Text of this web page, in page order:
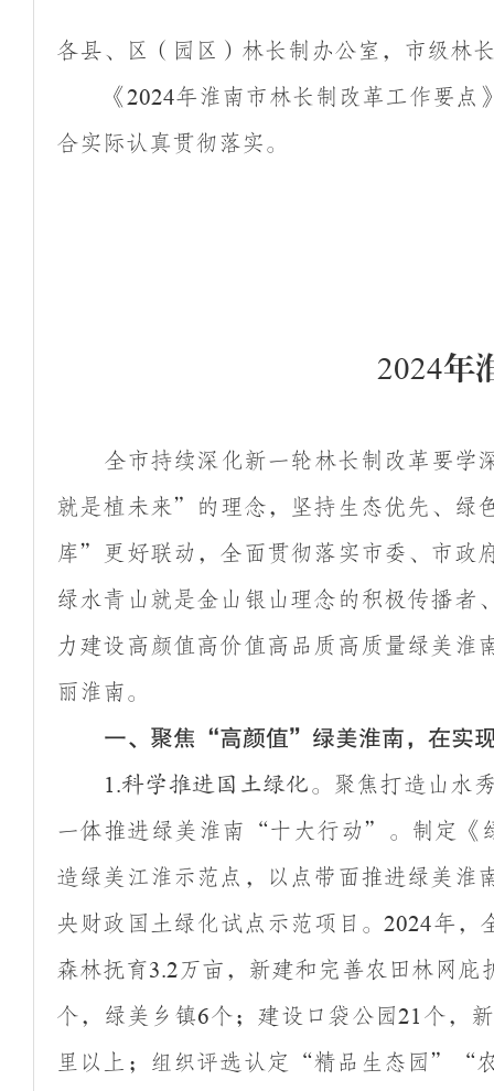
各县、区（园区）林长制办公室，市级林
《2024年淮南市林长制改革工作要点
合实际认真贯彻落实。
2024年
全市持续深化新一轮林长制改革要学
就是植未来”
的理念，坚持生态优先、绿
库”
更好联动，全面贯彻落实市委、市政
绿水青山就是金山银山理念的积极传播者
力建设高颜值高价值高品质高质量绿美淮
丽淮南。
一、聚焦 “高颜值” 绿美淮南，在实
1.科学推进国土绿化。
聚焦打造山水
一体推进绿美淮南
“十大行动”
。制定《
造绿美江淮示范点，以点带面推进绿美淮
央财政国土绿化试点示范项目。2024年，
森林抚育3.2万亩，新建和完善农田林网庇
个，绿美乡镇6个；建设口袋公园21 个，
里以上；组织评选认定
“精品生态园 ”“